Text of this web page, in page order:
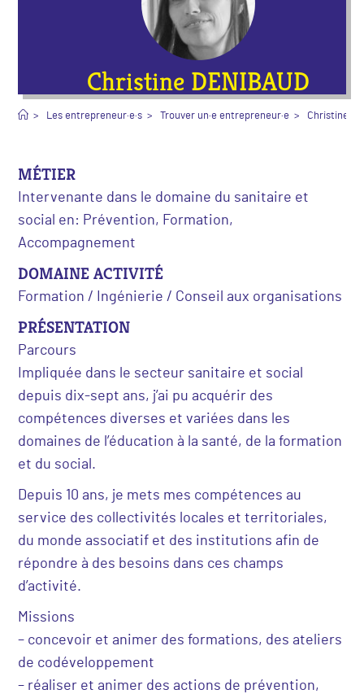
Christine DENIBAUD
> Les entrepreneur·e·s > Trouver un·e entrepreneur·e > Christine
MÉTIER
Intervenante dans le domaine du sanitaire et
social en: Prévention, Formation,
Accompagnement
DOMAINE ACTIVITÉ
Formation / Ingénierie / Conseil aux organisations
PRÉSENTATION
Parcours
Impliquée dans le secteur sanitaire et social
depuis dix-sept ans, j’ai pu acquérir des
compétences diverses et variées dans les
domaines de l’éducation à la santé, de la formation
et du social.
Depuis 10 ans, je mets mes compétences au
service des collectivités locales et territoriales,
du monde associatif et des institutions afin de
répondre à des besoins dans ces champs
d’activité.
Missions
– concevoir et animer des formations, des ateliers
de codéveloppement
– réaliser et animer des actions de prévention,